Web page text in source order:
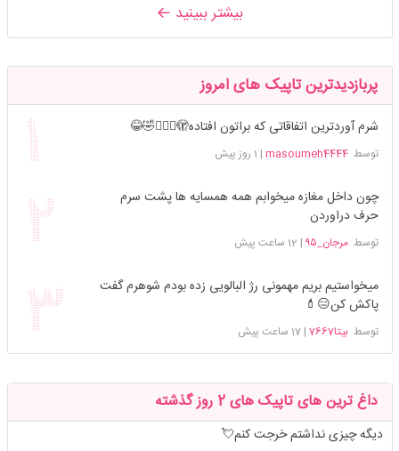
بیشتر ببینید
پربازدیدترین تاپیک های امروز
شرم آوردترین اتفاقاتی که براتون افتاده🫣🤦🏻‍♀️🤣😂
توسطmasoumeh4444
| 1 روز پیش
چون داخل مغازه میخوابم همه همسایه ها پشت سرم
حرف دراوردن
توسطمرجان_۹۵ | 12 ساعت پیش
میخواستیم بریم مهمونی رژ البالویی زده بودم شوهرم گفت
پاکش کن😑💄
توسطبیتا7667 |17 ساعت پیش
داغ ترین های تاپیک های 2 روز گذشته
دیگه چیزی نداشتم خرجت کنم💘